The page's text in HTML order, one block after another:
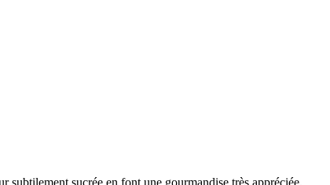
subtilement sucrée en font une gourmandise très appréciée.